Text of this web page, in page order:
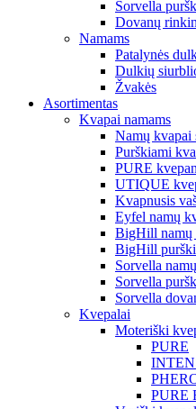
Sorvella
Dovanų
Namams
Patalynės
Dulkių
Žvakės
Asortimentas
Kvapai namams
Namų kvapai
Purškiami
PURE
UTIQUE
Kvapnusis
Eyfel namų
BigHill namų
BigHill
Sorvella
Sorvella
Sorvella
Kvepalai
Moteriški
PURE
PURE